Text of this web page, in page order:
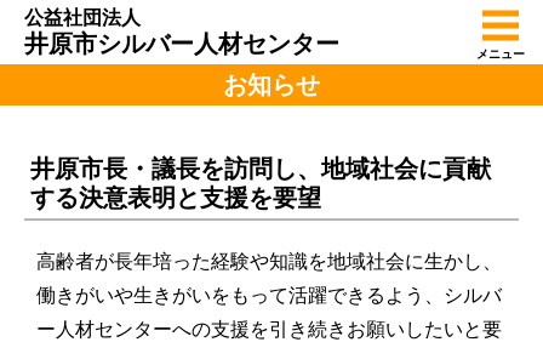
公益社団法人
井原市シルバー人材センター メニュー
お知らせ
井原市長・議長を訪問し、地域社会に貢献
する決意表明と支援を要望
高齢者が長年培った経験や知識を地域社会に生かし、
働きがいや生きがいをもって活躍できるよう、シルバ
ー人材センターへの支援を引き続きお願いしたいと要